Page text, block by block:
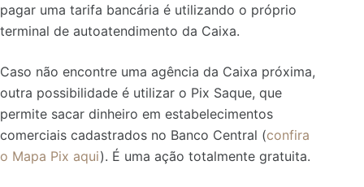
pagar uma tarifa bancária é utilizando o próprio
terminal de autoatendimento da Caixa.
Caso não encontre uma agência da Caixa próxima,
outra possibilidade é utilizar o Pix Saque, que
permite sacar dinheiro em estabelecimentos
comerciais cadastrados no Banco Central (confira
o Mapa Pix aqui). É uma ação totalmente gratuita.